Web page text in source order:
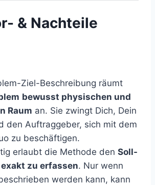
& Nachteile
Ziel-Beschreibung räumt
bewusst physischen und
Raum an. Sie zwingt Dich, Dein
den Auftraggeber, sich mit dem
zu beschäftigen.
erlaubt die Methode den Soll-
zu erfassen. Nur wenn
werden kann, kann